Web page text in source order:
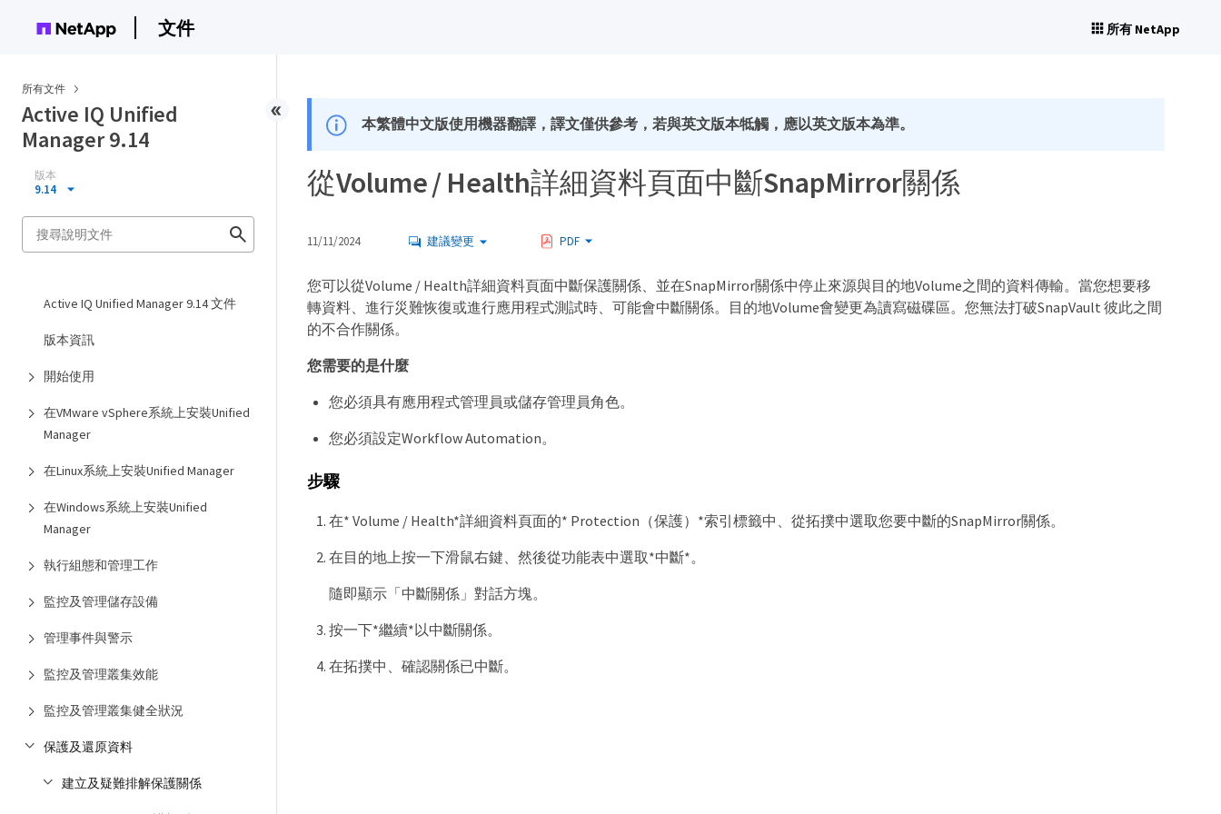
文件 所有 NetApp
所有文件
Active IQ Unified
Manager 9.14
版本
9.14
Active IQ Unified Manager 9.14 文件
版本資訊
開始使用
在VMware vSphere系統上安裝Unified
Manager
在Linux系統上安裝Unified Manager
在Windows系統上安裝Unified
Manager
執行組態和管理工作
監控及管理儲存設備
管理事件與警示
監控及管理叢集效能
監控及管理叢集健全狀況
保護及還原資料
建立及疑難排解保護關係
本繁體中文版使用機器翻譯，譯文僅供參考，若與英文版本牴觸，應以英文版本為準。
從Volume / Health詳細資料頁面中斷SnapMirror關係
11/11/2024 建議變更 PDF
您可以從Volume / Health詳細資料頁面中斷保護關係、並在SnapMirror關係中停止來源與目的地Volume之間的資料傳輸。當您想要移
轉資料、進行災難恢復或進行應用程式測試時、可能會中斷關係。目的地Volume會變更為讀寫磁碟區。您無法打破SnapVault 彼此之間
的不合作關係。
您需要的是什麼
您必須具有應用程式管理員或儲存管理員角色。
您必須設定Workflow Automation。
步驟
在* Volume / Health*詳細資料頁面的* Protection（保護）*索引標籤中、從拓撲中選取您要中斷的SnapMirror關係。
在目的地上按一下滑鼠右鍵、然後從功能表中選取*中斷*。
隨即顯示「中斷關係」對話方塊。
按一下*繼續*以中斷關係。
在拓撲中、確認關係已中斷。